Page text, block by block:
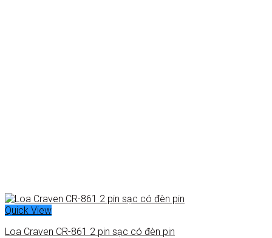
Quick View
Loa Craven CR-861 2 pin sạc có đèn pin